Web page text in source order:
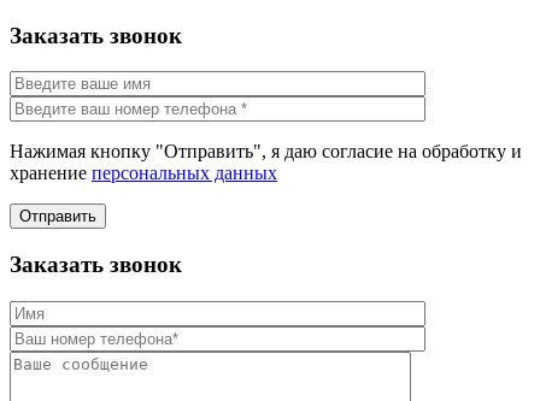
Заказать звонок
Нажимая кнопку "Отправить", я даю согласие на обработку и
хранение персональных данных
Отправить
Заказать звонок